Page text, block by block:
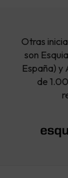
Otras
son
España) y
de